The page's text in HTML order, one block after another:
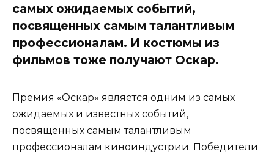
самых ожидаемых событий,
посвященных самым талантливым
профессионалам. И костюмы из
фильмов тоже получают Оскар.
Премия «Оскар» является одним из самых
ожидаемых и известных событий,
посвященных самым талантливым
профессионалам киноиндустрии. Победители